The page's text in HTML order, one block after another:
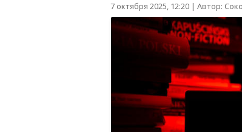
7 октября 2025, 12:20 | Автор: